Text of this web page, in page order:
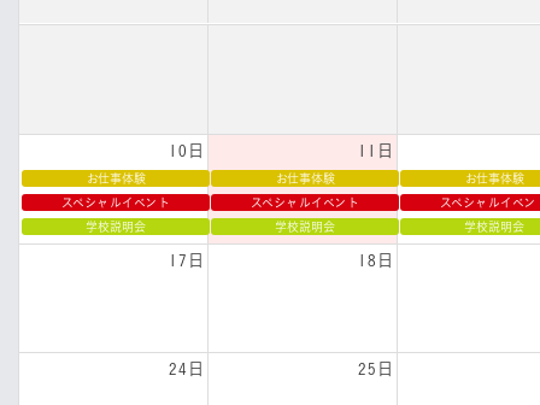
10日 11日
お仕事体験 お仕事体験
お仕事体験
スペシャルイベント
スペシャルイベント
スペシャルイベン
学校説明会
学校説明会 学校説明会
17日 18日
24日 25日